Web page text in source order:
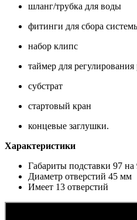
шланг/трубка для воды
фитинги для сбора
набор клипс
таймер для
субстрат
стартовый кран
концевые заглушки.
Характеристики
Габариты подставки 97 на
Диаметр отверстий 45 мм
Имеет 13 отверстий